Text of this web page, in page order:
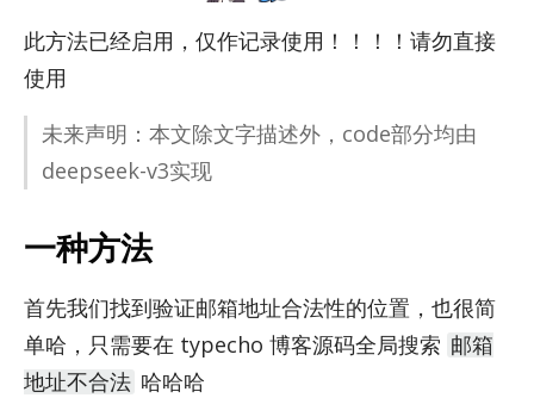
此方法已经启用，仅作记录使用！！！！请勿直接
使用
未来声明：本文除文字描述外，code部分均由
deepseek-v3实现
一种方法
首先我们找到验证邮箱地址合法性的位置，也很简
单哈，只需要在 type­cho 博客源码全局搜索 邮箱
地址不合法 哈哈哈